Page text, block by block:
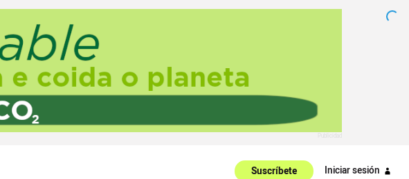
Suscríbete Iniciar sesión